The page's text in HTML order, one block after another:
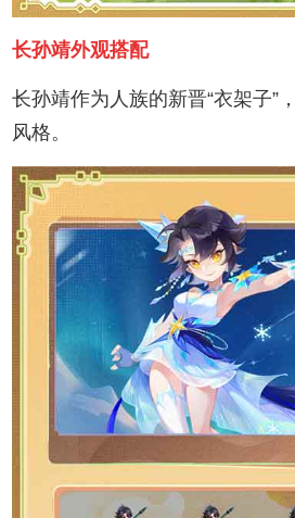
长孙靖外观搭配
长孙靖作为人族的新晋“衣架子”
风格。